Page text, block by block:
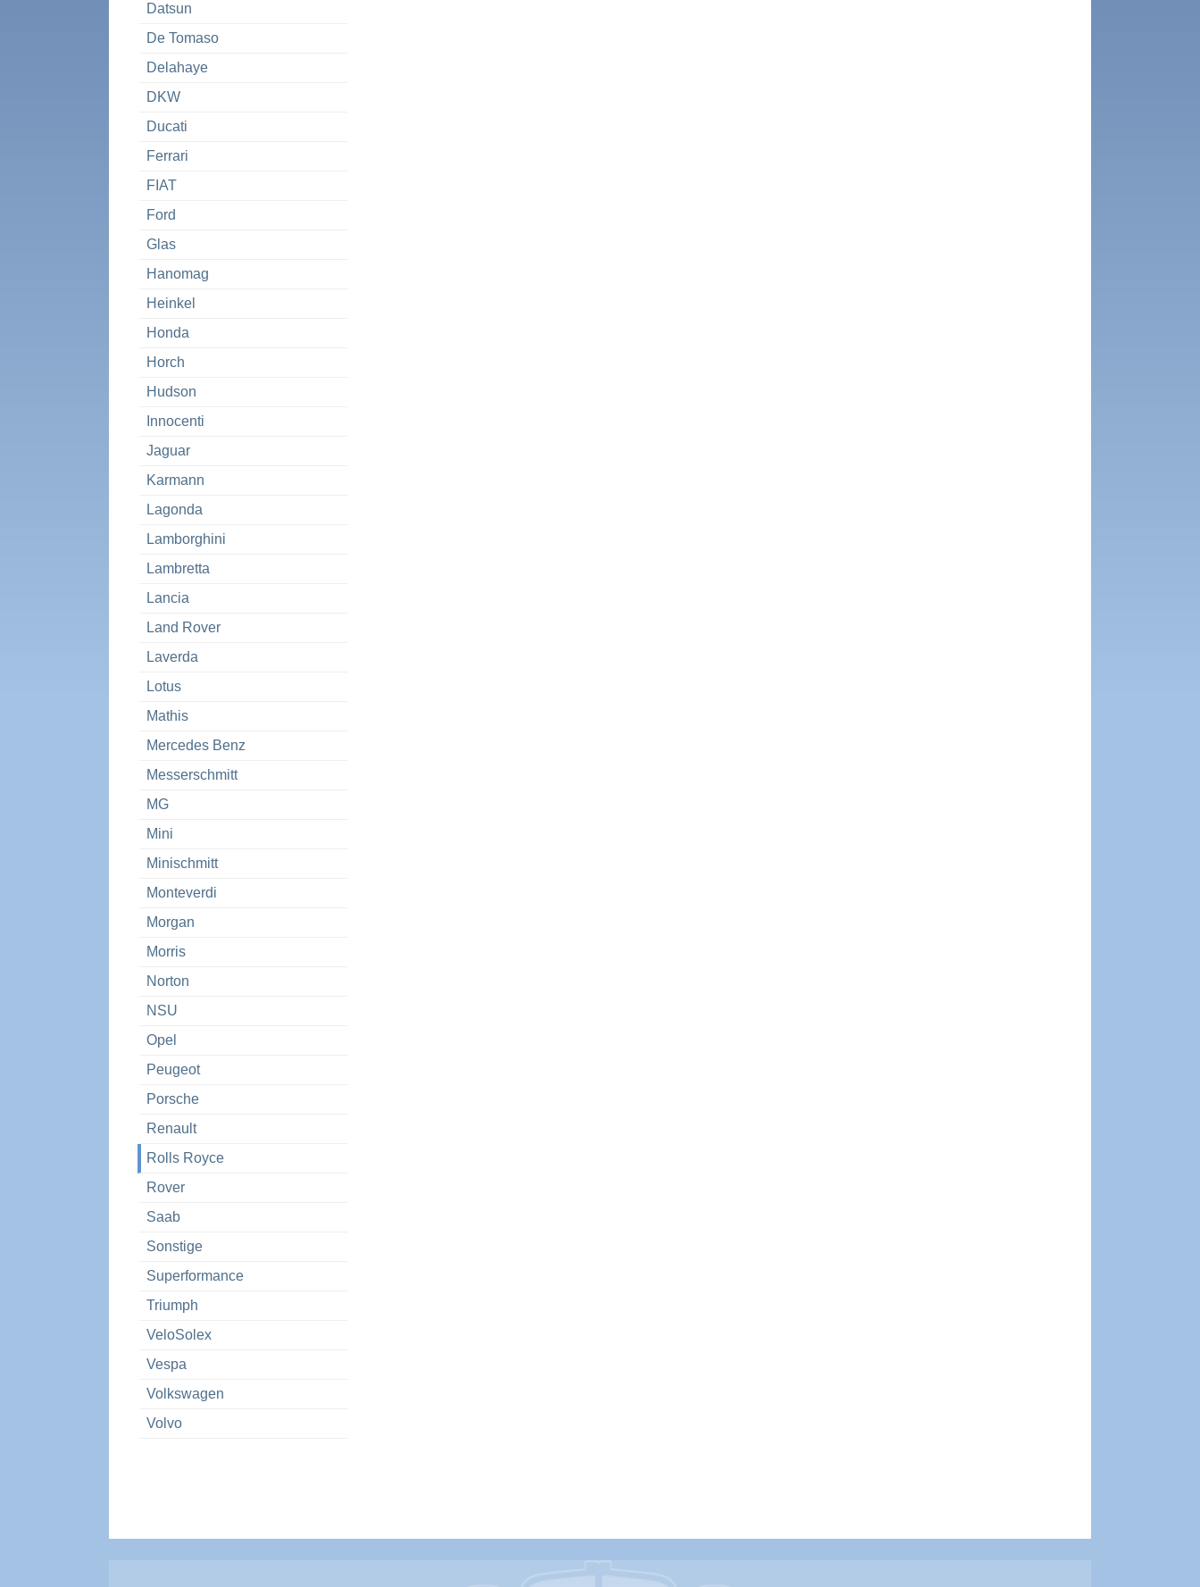
Datsun
De Tomaso
Delahaye
DKW
Ducati
Ferrari
FIAT
Ford
Glas
Hanomag
Heinkel
Honda
Horch
Hudson
Innocenti
Jaguar
Karmann
Lagonda
Lamborghini
Lambretta
Lancia
Land Rover
Laverda
Lotus
Mathis
Mercedes Benz
Messerschmitt
MG
Mini
Minischmitt
Monteverdi
Morgan
Morris
Norton
NSU
Opel
Peugeot
Porsche
Renault
Rolls Royce
Rover
Saab
Sonstige
Superformance
Triumph
VeloSolex
Vespa
Volkswagen
Volvo